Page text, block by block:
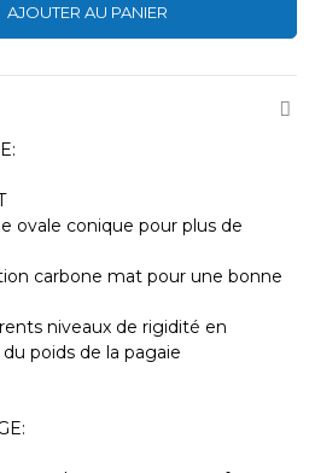
AJOUTER AU PANIER
ovale conique pour plus de
carbone mat pour une bonne
niveaux de rigidité en
poids de la pagaie
ici :
donner plus de détails sur le
Avez vous ce skim en stock?
[ID:10038729] est